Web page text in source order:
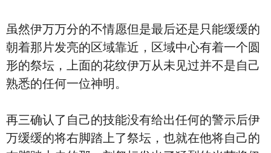
虽然伊万万分的不情愿但是最后还是只能缓缓的
朝着那片发亮的区域靠近，区域中心有着一个圆
形的祭坛，上面的花纹伊万从未见过并不是自己
熟悉的任何一位神明。
再三确认了自己的技能没有给出任何的警示后伊
万缓缓的将右脚踏上了祭坛，也就在他将自己的